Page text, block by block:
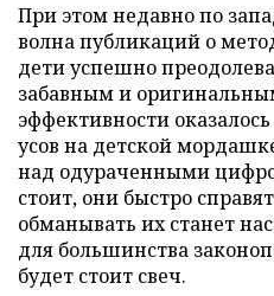
При этом недавно по
волна публикаций о
дети успешно
забавным и
эффективности
усов на детской
над одураченными
стоит, они быстро
обманывать их станет
для большинства
будет стоит свеч.